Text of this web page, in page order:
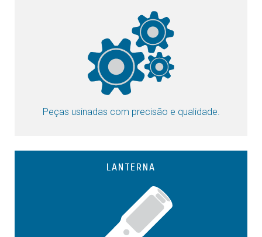
Peças usinadas com precisão e qualidade.
LANTERNA